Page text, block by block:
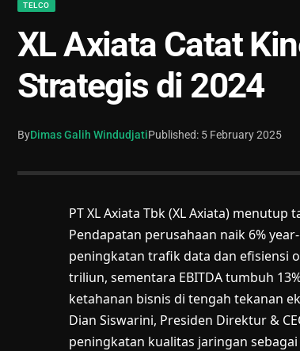
TELCO
XL Axiata Catat
Strategis di 2024
ByDimas Galih WindudjatiPublished: 5 February 2025
PT XL Axiata Tbk (XL Axiata)
Pendapatan perusahaan naik 6%
peningkatan trafik data dan efisiensi
triliun, sementara EBITDA tumbuh
ketahanan bisnis di tengah tekanan
Dian Siswarini, Presiden Direktur &
peningkatan kualitas jaringan